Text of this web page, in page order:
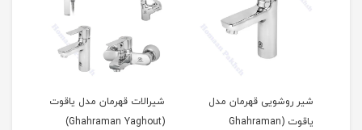
شیر روشویی قهرمان مدل
یاقوت (Ghahraman
شیرالات قهرمان مدل یاقوت
(Ghahraman Yaghout)